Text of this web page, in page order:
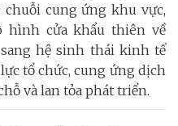
chuỗi cung ứng khu vực,
hình cửa khẩu thiên về
hệ sinh thái kinh tế
tổ chức, cung ứng dịch
và lan tỏa phát triển.